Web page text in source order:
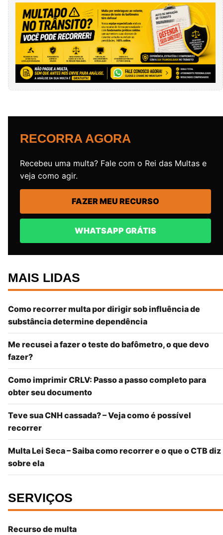
RECORRA AGORA
Recebeu uma multa? Fale com o Rei das Multas e
veja como agir.
FAZER MEU RECURSO
WHATSAPP GRÁTIS
MAIS LIDAS
Como recorrer multa por dirigir sob influência de
substância determine dependência
Me recusei a fazer o teste do bafômetro, o que devo
fazer?
Como imprimir CRLV: Passo a passo completo para
obter seu documento
Teve sua CNH cassada? – Veja como é possível
recorrer
Multa Lei Seca – Saiba como recorrer e o que o CTB diz
sobre ela
SERVIÇOS
Recurso de multa